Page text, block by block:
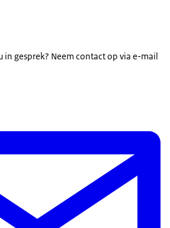
in gesprek? Neem contact op via e-mail